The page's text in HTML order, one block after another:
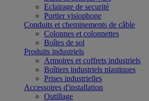
Eclairage de securité
Portier visiophone
Conduits et cheminements de câble
Colonnes et colonnettes
Boîtes de sol
Produits industriels
Armoires et coffrets industriels
Boîtiers industriels plastiques
Prises industrielles
Accessoires d'installation
Outillage